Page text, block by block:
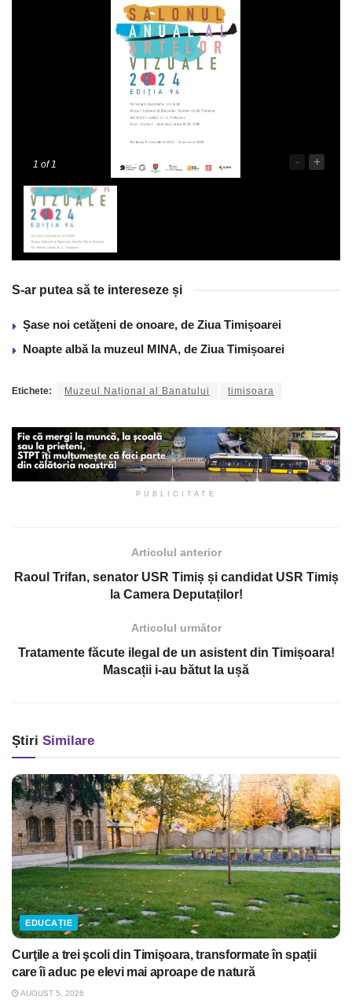
1 of 1 - +
S-ar putea să te intereseze și
Șase noi cetățeni de onoare, de Ziua Timișoarei
Noapte albă la muzeul MINA, de Ziua Timișoarei
Etichete: Muzeul Național al Banatului timisoara
PUBLICITATE
Articolul anterior
Raoul Trifan, senator USR Timiș și candidat USR Timiș
la Camera Deputaților!
Articolul următor
Tratamente făcute ilegal de un asistent din Timișoara!
Mascații i-au bătut la ușă
Știri Similare
EDUCAȚIE
Curţile a trei şcoli din Timişoara, transformate în spații
care îi aduc pe elevi mai aproape de natură
AUGUST 5, 2026